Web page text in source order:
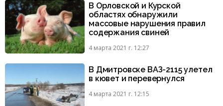
В Орловской и Курской
областях обнаружили
массовые нарушения правил
содержания свиней
4 марта 2021 г. 12:27
В Дмитровске ВАЗ-2115 улетел
в кювет и перевернулся
4 марта 2021 г. 12:15